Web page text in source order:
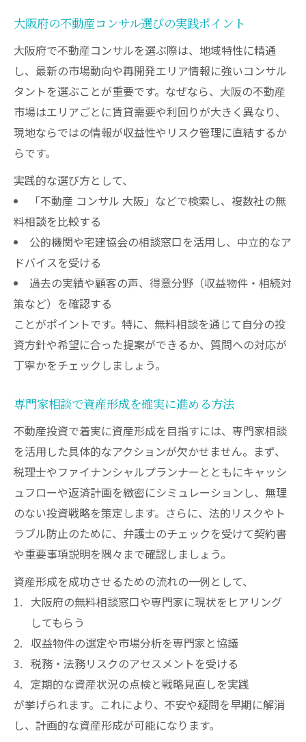
大阪府の不動産コンサル選びの実践ポイント
大阪府で不動産コンサルを選ぶ際は、地域特性に精通
し、最新の市場動向や再開発エリア情報に強いコンサル
タントを選ぶことが重要です。なぜなら、大阪の不動産
市場はエリアごとに賃貸需要や利回りが大きく異なり、
現地ならではの情報が収益性やリスク管理に直結するか
らです。
実践的な選び方として、
「不動産 コンサル 大阪」などで検索し、複数社の無
料相談を比較する
公的機関や宅建協会の相談窓口を活用し、中立的なア
ドバイスを受ける
過去の実績や顧客の声、得意分野（収益物件・相続対
策など）を確認する
ことがポイントです。特に、無料相談を通じて自分の投
資方針や希望に合った提案ができるか、質問への対応が
丁寧かをチェックしましょう。
専門家相談で資産形成を確実に進める方法
不動産投資で着実に資産形成を目指すには、専門家相談
を活用した具体的なアクションが欠かせません。まず、
税理士やファイナンシャルプランナーとともにキャッシ
ュフローや返済計画を緻密にシミュレーションし、無理
のない投資戦略を策定します。さらに、法的リスクやト
ラブル防止のために、弁護士のチェックを受けて契約書
や重要事項説明を隅々まで確認しましょう。
資産形成を成功させるための流れの一例として、
大阪府の無料相談窓口や専門家に現状をヒアリング
してもらう
収益物件の選定や市場分析を専門家と協議
税務・法務リスクのアセスメントを受ける
定期的な資産状況の点検と戦略見直しを実践
が挙げられます。これにより、不安や疑問を早期に解消
し、計画的な資産形成が可能になります。